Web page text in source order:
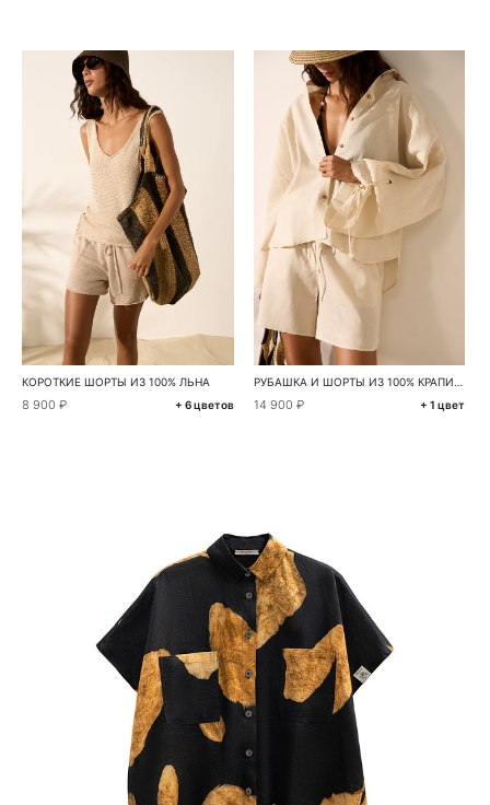
КОРОТКИЕ ШОРТЫ ИЗ 100% ЛЬНА
8 900 ₽ + 6 цветов
РУБАШКА И ШОРТЫ ИЗ 100% КРАПИВЫ
14 900 ₽ + 1 цвет